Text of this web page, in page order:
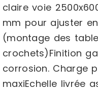
claire voie
mm pour ajuster
(montage des
crochets)Finition
corrosion. Charge
maxiEchelle livrée